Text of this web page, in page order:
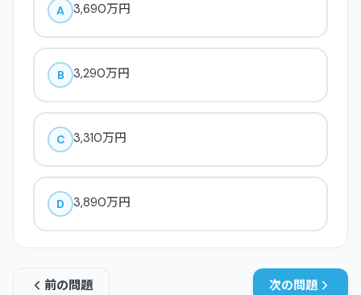
A 3,690万円
B 3,290万円
C 3,310万円
D 3,890万円
前の問題 次の問題